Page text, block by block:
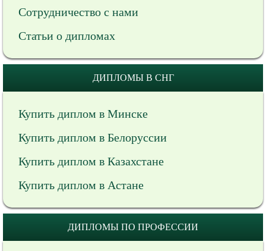
Сотрудничество с нами
Статьи о дипломах
ДИПЛОМЫ В СНГ
Купить диплом в Минске
Купить диплом в Белоруссии
Купить диплом в Казахстане
Купить диплом в Астане
ДИПЛОМЫ ПО ПРОФЕССИИ